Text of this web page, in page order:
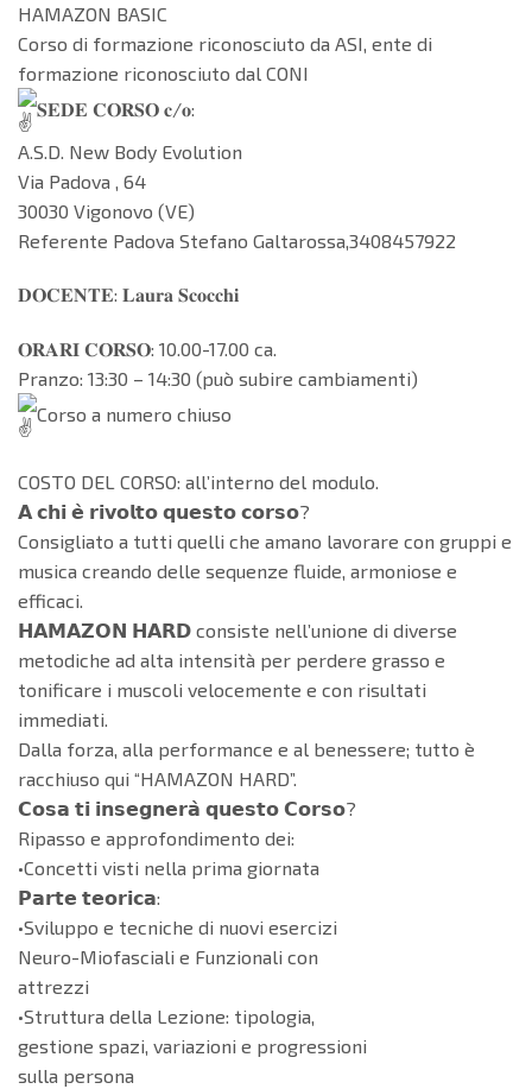
HAMAZON BASIC
Corso di formazione riconosciuto da ASI, ente di
formazione riconosciuto dal CONI
𝐒𝐄𝐃𝐄 𝐂𝐎𝐑𝐒𝐎 𝐜/𝐨:
A.S.D. New Body Evolution
Via Padova , 64
30030 Vigonovo (VE)
Referente Padova Stefano Galtarossa,3408457922
𝐃𝐎𝐂𝐄𝐍𝐓𝐄: 𝐋𝐚𝐮𝐫𝐚 𝐒𝐜𝐨𝐜𝐜𝐡𝐢
𝐎𝐑𝐀𝐑𝐈 𝐂𝐎𝐑𝐒𝐎: 10.00-17.00 ca.
Pranzo: 13:30 – 14:30 (può subire cambiamenti)
Corso a numero chiuso
COSTO DEL CORSO: all’interno del modulo.
𝗔 𝗰𝗵𝗶 𝗲̀ 𝗿𝗶𝘃𝗼𝗹𝘁𝗼 𝗾𝘂𝗲𝘀𝘁𝗼 𝗰𝗼𝗿𝘀𝗼?
Consigliato a tutti quelli che amano lavorare con gruppi e
musica creando delle sequenze fluide, armoniose e
efficaci.
𝗛𝗔𝗠𝗔𝗭𝗢𝗡 𝗛𝗔𝗥𝗗 consiste nell’unione di diverse
metodiche ad alta intensità per perdere grasso e
tonificare i muscoli velocemente e con risultati
immediati.
Dalla forza, alla performance e al benessere; tutto è
racchiuso qui “HAMAZON HARD”.
𝗖𝗼𝘀𝗮 𝘁𝗶 𝗶𝗻𝘀𝗲𝗴𝗻𝗲𝗿𝗮̀ 𝗾𝘂𝗲𝘀𝘁𝗼 𝗖𝗼𝗿𝘀𝗼?
Ripasso e approfondimento dei:
•Concetti visti nella prima giornata
𝗣𝗮𝗿𝘁𝗲 𝘁𝗲𝗼𝗿𝗶𝗰𝗮:
•Sviluppo e tecniche di nuovi esercizi
Neuro-Miofasciali e Funzionali con
attrezzi
•Struttura della Lezione: tipologia,
gestione spazi, variazioni e progressioni
sulla persona